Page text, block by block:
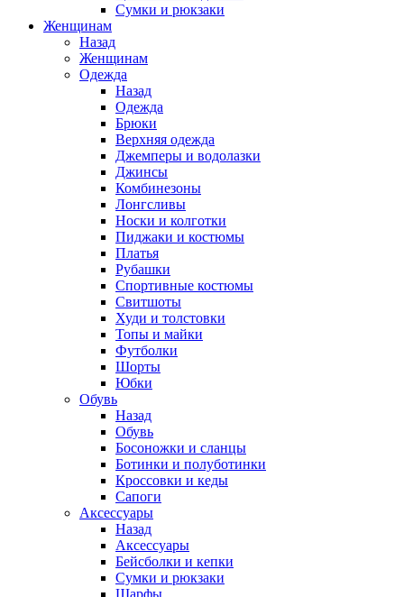
Сумки и рюкзаки
Женщинам
Назад
Женщинам
Одежда
Назад
Одежда
Брюки
Верхняя одежда
Джемперы и водолазки
Джинсы
Комбинезоны
Лонгсливы
Носки и колготки
Пиджаки и костюмы
Платья
Рубашки
Спортивные костюмы
Свитшоты
Худи и толстовки
Топы и майки
Футболки
Шорты
Юбки
Обувь
Назад
Обувь
Босоножки и сланцы
Ботинки и полуботинки
Кроссовки и кеды
Сапоги
Аксессуары
Назад
Аксессуары
Бейсболки и кепки
Сумки и рюкзаки
Шарфы